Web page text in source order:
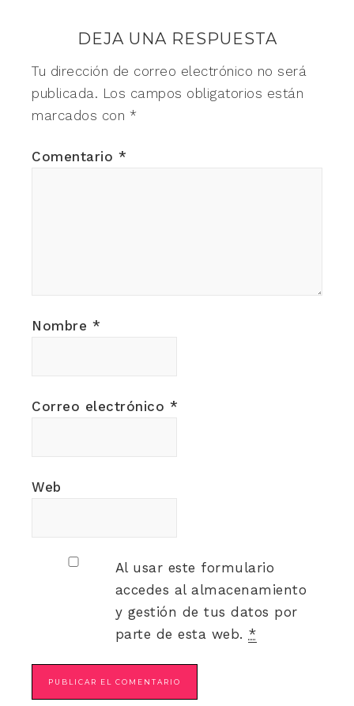
DEJA UNA RESPUESTA
Tu dirección de correo electrónico no será
publicada. Los campos obligatorios están
marcados con *
Comentario *
Nombre *
Correo electrónico *
Web
Al usar este formulario
accedes al almacenamiento
y gestión de tus datos por
parte de esta web. *